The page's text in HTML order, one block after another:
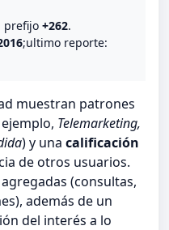
prefijo +262.
;ultimo reporte:
muestran patrones
Telemarketing,
) y una calificación
de otros usuarios.
(consultas,
además de un
del interés a lo